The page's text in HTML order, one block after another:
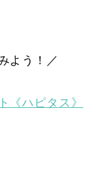
よう！／
《ハピタス》